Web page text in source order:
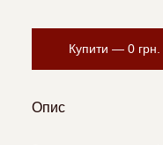
Купити — 0 грн.
Опис